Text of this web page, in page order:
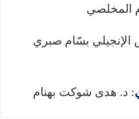
المخلصي
بسّام صبري
: د. هدى شوكت بهنام